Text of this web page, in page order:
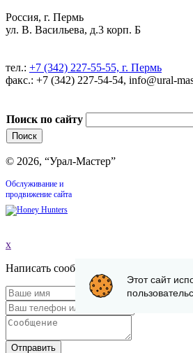
Россия, г. Пермь
ул. В. Васильева, д.3 корп. Б
тел.: +7 (342) 227-55-55, г. Пермь
факс.: +7 (342) 227-54-54, info@ural-
Поиск по сайту
© 2026, “Урал-Мастер”
Обслуживание и
продвижение сайта
x
Написать сообщение
Отправить
Этот сайт